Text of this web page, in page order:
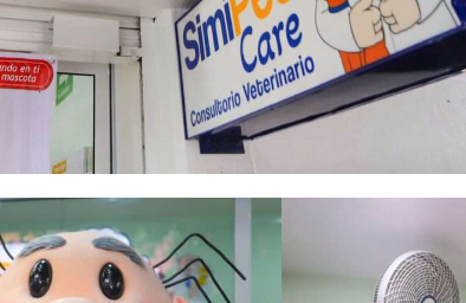
y WTS unidos por el futuro del turismo” //
la primera pila de combustible de hidrógeno verde
los resultados turísticos de 2025 en IMPACT 510: El
de servicio en la Ciudad de México
Sombrero (FENS), símbolo vivo de la mexicanidad
Y REFUERZA LA PROVEEDURÍA EN EL